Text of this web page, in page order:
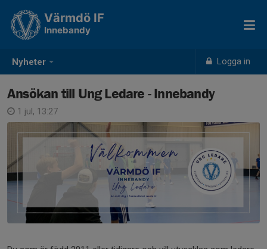
Nyheter Logga in
Värmdö IF
Innebandy
Ansökan till Ung Ledare - Innebandy
1 jul, 13:27